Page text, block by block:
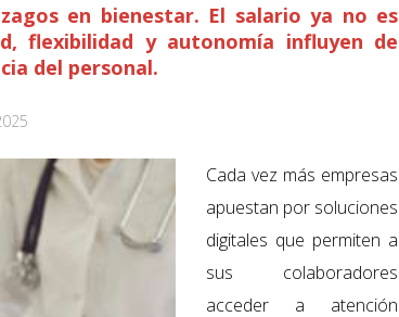
en bienestar. El salario ya no es
flexibilidad y autonomía influyen de
del personal.
Cada vez más empresas
apuestan por soluciones
digitales que permiten a
sus colaboradores
acceder a atención